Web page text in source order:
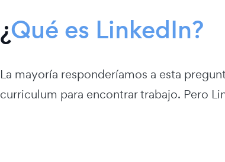
¿Qué es LinkedIn?
La mayoría responderíamos a esta
curriculum para encontrar trabajo. Pero